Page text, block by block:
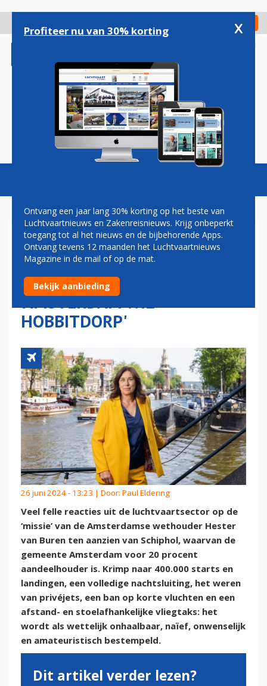
gaan
Check in
Magazine Podcasts Vacatures
FELLE REACTIES OP
'DISSIDENTE'
AANDEELHOUDER SCHIPHOL:
'AMSTERDAM WIL
HOBBITDORP'
26 juni 2024 - 13:23 | Door: Paul Eldering
Veel felle reacties uit de luchtvaartsector op de
‘missie’ van de Amsterdamse wethouder Hester
van Buren ten aanzien van Schiphol, waarvan de
gemeente Amsterdam voor 20 procent
aandeelhouder is. Krimp naar 400.000 starts en
landingen, een volledige nachtsluiting, het weren
van privéjets, een ban op korte vluchten en een
afstand- en stoelafhankelijke vliegtaks: het
wordt als wettelijk onhaalbaar, naïef, onwenselijk
en amateuristisch bestempeld.
Dit artikel verder lezen?
Profiteer nu van 30% korting x
Ontvang een jaar lang 30% korting op het beste van
Luchtvaartnieuws en Zakenreisnieuws. Krijg onbeperkt
toegang tot al het nieuws en de bijbehorende Apps.
Ontvang tevens 12 maanden het Luchtvaartnieuws
Magazine in de mail of op de mat.
Bekijk aanbieding